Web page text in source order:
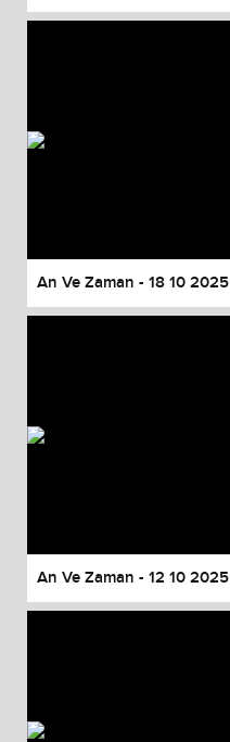
An Ve Zaman - 18 10 2025
An Ve Zaman - 12 10 2025